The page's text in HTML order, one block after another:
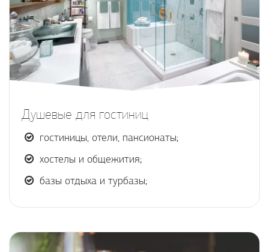
Душевые для гостиниц
гостиницы, отели, пансионаты;
хостелы и общежития;
базы отдыха и турбазы;